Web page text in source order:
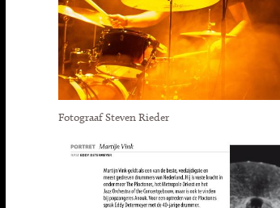
Fotograaf Steven Rieder